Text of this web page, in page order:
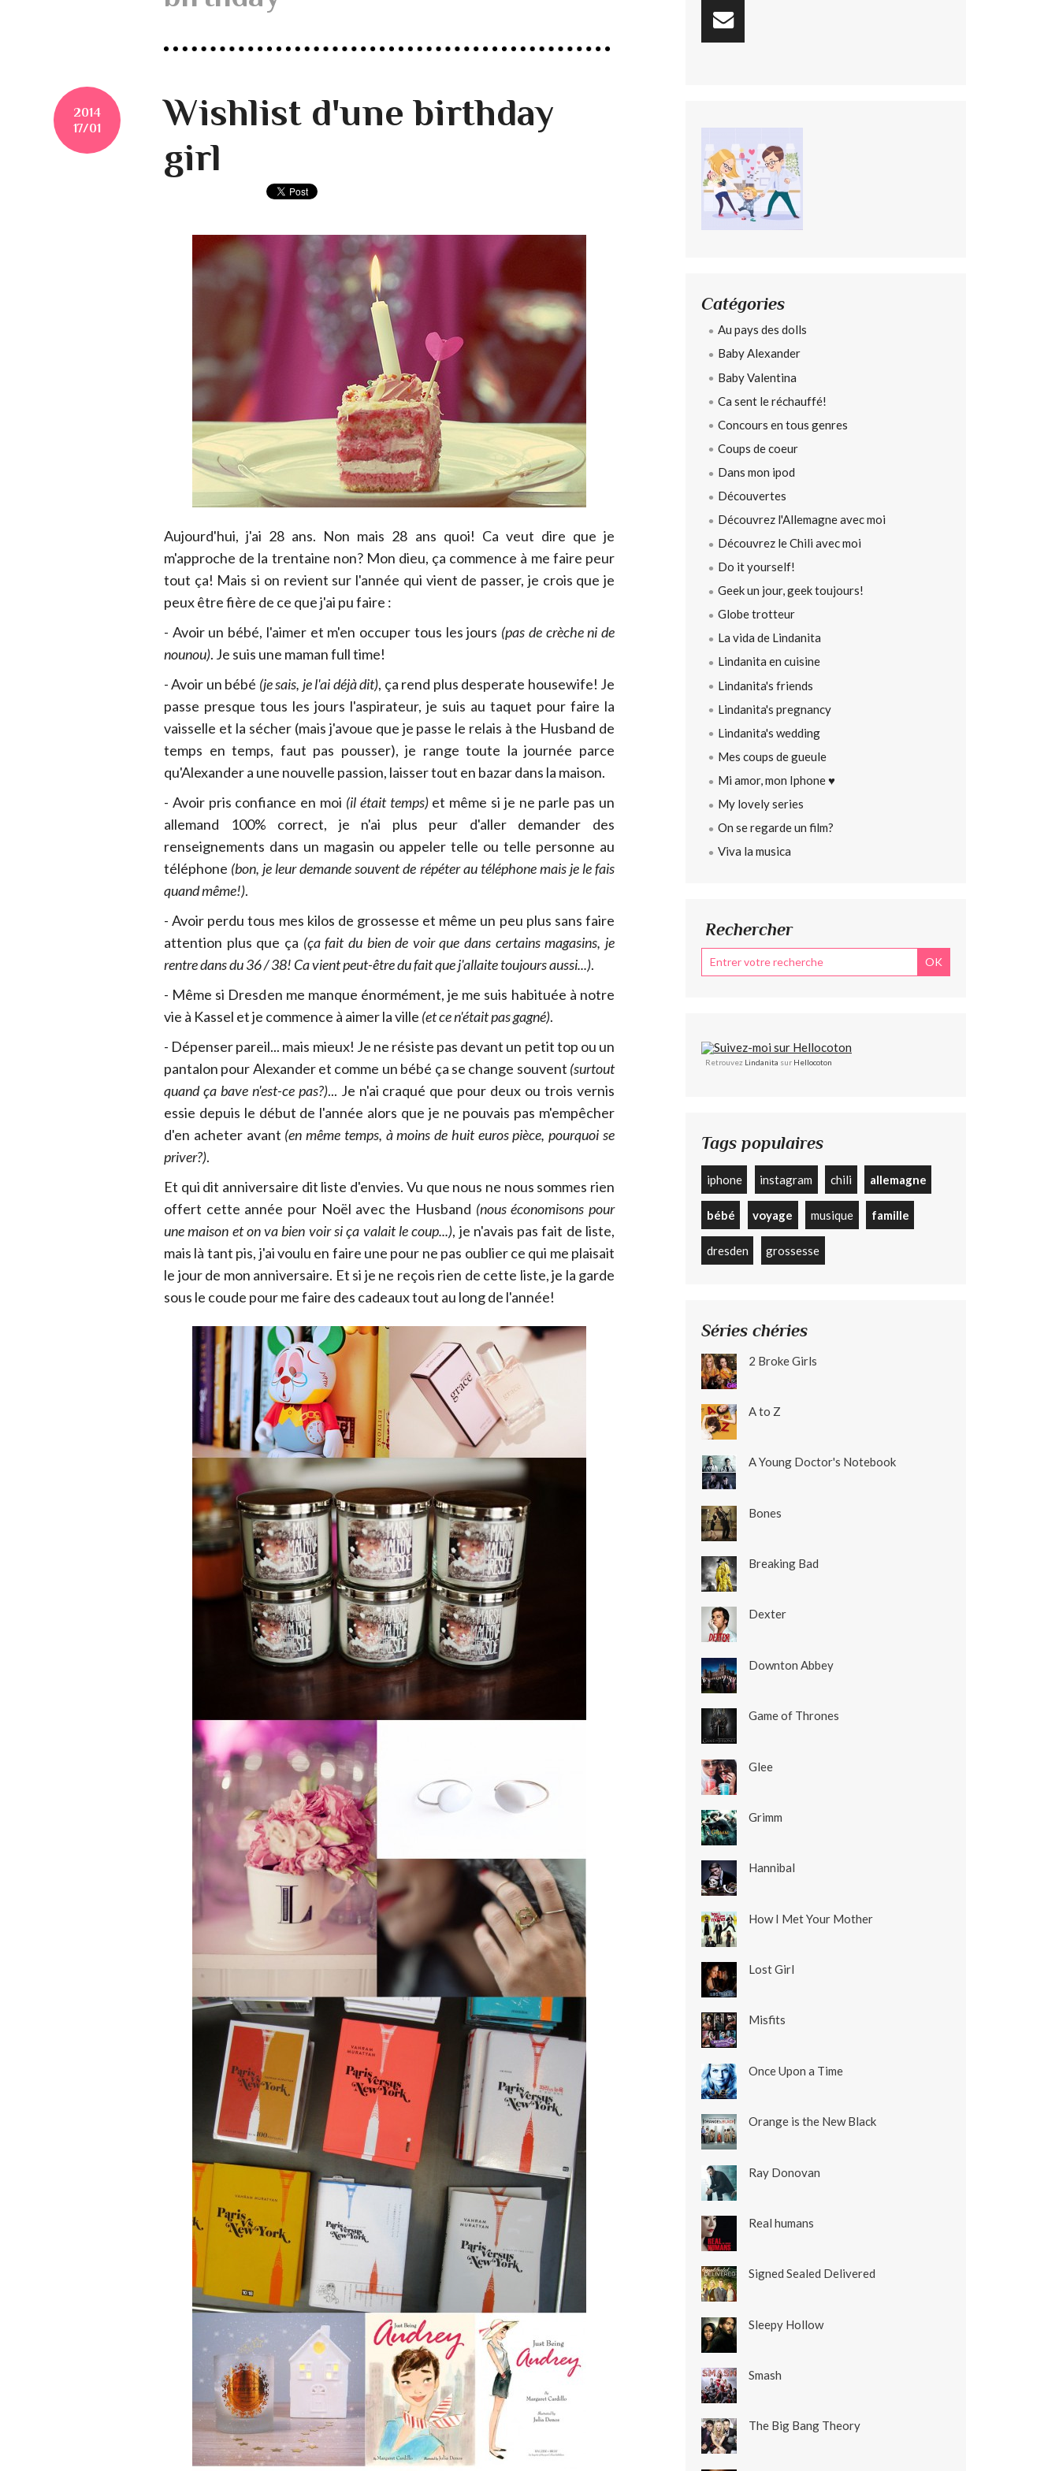
2014
17/01
Wishlist d'une birthday
girl
Aujourd'hui, j'ai 28 ans. Non mais 28 ans quoi! Ca veut dire que je
m'approche de la trentaine non? Mon dieu, ça commence à me faire peur
tout ça! Mais si on revient sur l'année qui vient de passer, je crois que je
peux être fière de ce que j'ai pu faire :
- Avoir un bébé, l'aimer et m'en occuper tous les jours (pas de crèche ni de
nounou). Je suis une maman full time!
- Avoir un bébé (je sais, je l'ai déjà dit), ça rend plus desperate housewife! Je
passe presque tous les jours l'aspirateur, je suis au taquet pour faire la
vaisselle et la sécher (mais j'avoue que je passe le relais à the Husband de
temps en temps, faut pas pousser), je range toute la journée parce
qu'Alexander a une nouvelle passion, laisser tout en bazar dans la maison.
- Avoir pris confiance en moi (il était temps)et même si je ne parle pas un
allemand 100% correct, je n'ai plus peur d'aller demander des
renseignements dans un magasin ou appeler telle ou telle personne au
téléphone (bon, je leur demande souvent de répéter au téléphone mais je le fais
quand même!).
- Avoir perdu tous mes kilos de grossesse et même un peu plus sans faire
attention plus que ça (ça fait du bien de voir que dans certains magasins, je
rentre dans du 36 / 38! Ca vient peut-être du fait que j'allaite toujours aussi...).
- Même si Dresden me manque énormément, je me suis habituée à notre
vie à Kassel et je commence à aimer la ville (et ce n'était pas gagné).
- Dépenser pareil... mais mieux! Je ne résiste pas devant un petit top ou un
pantalon pour Alexander et comme un bébé ça se change souvent (surtout
quand ça bave n'est-ce pas?)... Je n'ai craqué que pour deux ou trois vernis
essie depuis le début de l'année alors que je ne pouvais pas m'empêcher
d'en acheter avant (en même temps, à moins de huit euros pièce, pourquoi se
priver?).
Et qui dit anniversaire dit liste d'envies. Vu que nous ne nous sommes rien
offert cette année pour Noël avec the Husband (nous économisons pour
une maison et on va bien voir si ça valait le coup...), je n'avais pas fait de liste,
mais là tant pis, j'ai voulu en faire une pour ne pas oublier ce qui me plaisait
le jour de mon anniversaire. Et si je ne reçois rien de cette liste, je la garde
sous le coude pour me faire des cadeaux tout au long de l'année!
Catégories
Au pays des dolls
Baby Alexander
Baby Valentina
Ca sent le réchauffé!
Concours en tous genres
Coups de coeur
Dans mon ipod
Découvertes
Découvrez l'Allemagne avec moi
Découvrez le Chili avec moi
Do it yourself!
Geek un jour, geek toujours!
Globe trotteur
La vida de Lindanita
Lindanita en cuisine
Lindanita's friends
Lindanita's pregnancy
Lindanita's wedding
Mes coups de gueule
Mi amor, mon Iphone ♥
My lovely series
On se regarde un film?
Viva la musica
Rechercher
Retrouvez Lindanita sur Hellocoton
Tags populaires
iphone instagram chili allemagne
bébé voyage musique famille
dresden grossesse
Séries chéries
2 Broke Girls
A to Z
A Young Doctor's Notebook
Bones
Breaking Bad
Dexter
Downton Abbey
Game of Thrones
Glee
Grimm
Hannibal
How I Met Your Mother
Lost Girl
Misfits
Once Upon a Time
Orange is the New Black
Ray Donovan
Real humans
Signed Sealed Delivered
Sleepy Hollow
Smash
The Big Bang Theory